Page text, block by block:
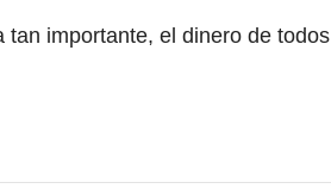
importante, el dinero de todos